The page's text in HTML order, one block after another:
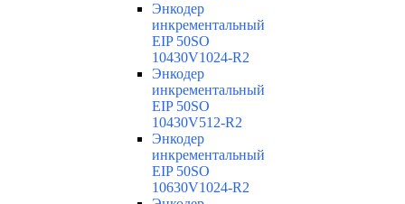
Энкодер
инкрементальный
EIP 50SO
10430V1024-R2
Энкодер
инкрементальный
EIP 50SO
10430V512-R2
Энкодер
инкрементальный
EIP 50SO
10630V1024-R2